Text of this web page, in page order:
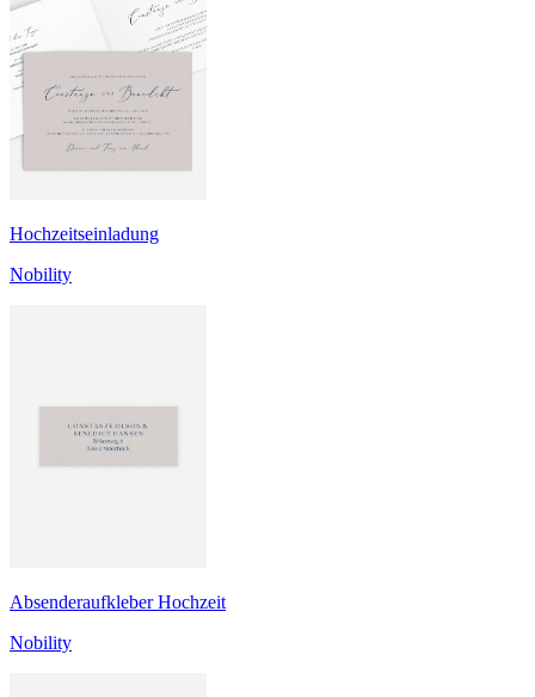
Hochzeitseinladung
Nobility
Absenderaufkleber Hochzeit
Nobility